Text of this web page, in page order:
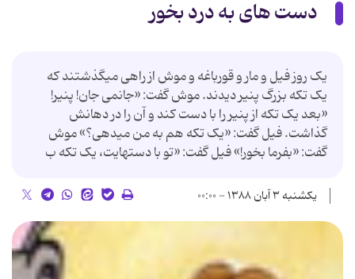
دست های به درد بخور
یک روز فیل و مار و قورباغه و موش از راهی می‏گذشتند که
یک تکه بزرگ پنیر دیدند. موش گفت: «جانمی جان! پنیر!
«بعد یک تکه از پنیر را با دست کند و آن را در دهانش
گذاشت. فیل گفت: «یک تکه هم به من می‏دهی؟» موش
گفت: «بفرما بخور!» فیل گفت: «تو با دست‏هایت، یک تکه ب
یکشنبه ۳ آبان ۱۳۸۸ - ۰۰:۰۰